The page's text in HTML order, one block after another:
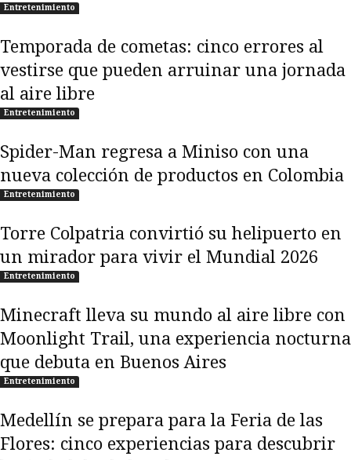
Entretenimiento
Temporada de cometas: cinco errores al
vestirse que pueden arruinar una jornada
al aire libre
Entretenimiento
Spider-Man regresa a Miniso con una
nueva colección de productos en Colombia
Entretenimiento
Torre Colpatria convirtió su helipuerto en
un mirador para vivir el Mundial 2026
Entretenimiento
Minecraft lleva su mundo al aire libre con
Moonlight Trail, una experiencia nocturna
que debuta en Buenos Aires
Entretenimiento
Medellín se prepara para la Feria de las
Flores: cinco experiencias para descubrir